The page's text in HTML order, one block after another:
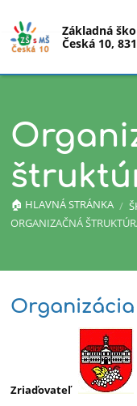
Základná
Česká 10,
🏠︎ HLAVNÁ STRÁNKA /
ORGANIZAČNÁ
štruktúra
Zriaďovateľ